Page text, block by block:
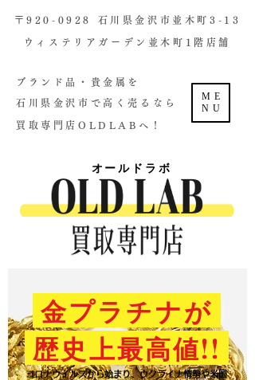
ME
NU
金プラチナが
歴史上最高値!!
コロナウイルスから始まり、ウクライナ情勢や米国
​〒920-0928 石川県金沢市並木町3-13
ウィステリアガーデン並木町1階店舗​
ブランド品・貴金属を
石川県金沢市で高く売るなら
買取専門店OLDLABへ！
オールドラボ